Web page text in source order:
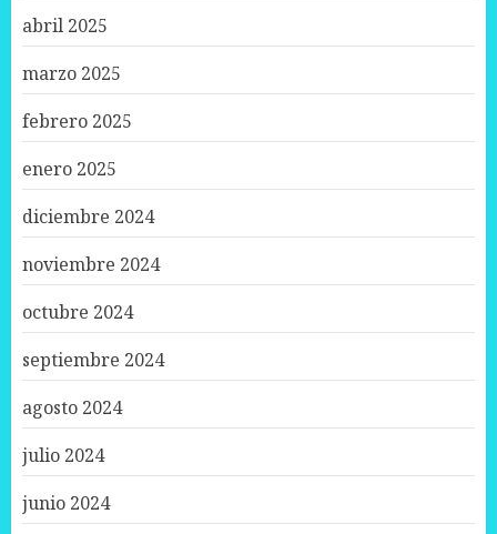
abril 2025
marzo 2025
febrero 2025
enero 2025
diciembre 2024
noviembre 2024
octubre 2024
septiembre 2024
agosto 2024
julio 2024
junio 2024